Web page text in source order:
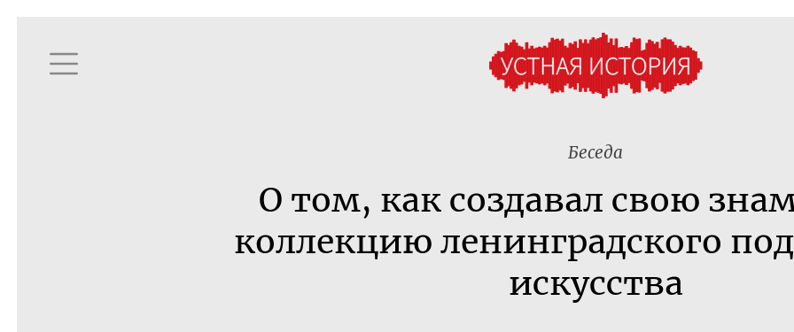
Беседа
О том, как создавал свою
коллекцию ленинградского
искусства